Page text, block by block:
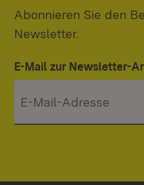
Abonnieren Sie den
Newsletter.
E-Mail zur Newsletter-